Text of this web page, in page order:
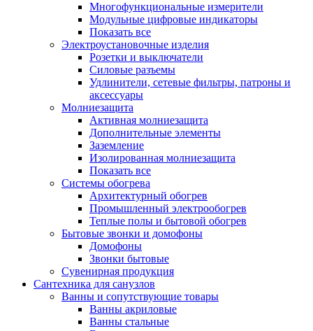
Многофункциональные измерители
Модульные цифровые индикаторы
Показать все
Электроустановочные изделия
Розетки и выключатели
Силовые разъемы
Удлинители, сетевые фильтры, патроны и
аксессуары
Молниезащита
Активная молниезащита
Дополнительные элементы
Заземление
Изолированная молниезащита
Показать все
Системы обогрева
Архитектурный обогрев
Промышленный электрообогрев
Теплые полы и бытовой обогрев
Бытовые звонки и домофоны
Домофоны
Звонки бытовые
Сувенирная продукция
Сантехника для санузлов
Ванны и сопутствующие товары
Ванны акриловые
Ванны стальные